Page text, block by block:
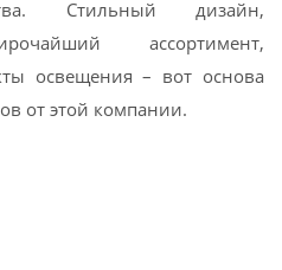
Стильный дизайн,
ассортимент,
освещения – вот основа
от этой компании.